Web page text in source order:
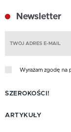
Newsletter
Wyrażam zgodę na
SZEROKOŚCI!
ARTYKUŁY